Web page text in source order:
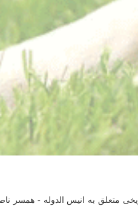
متعلق به انیس الدوله - همسر